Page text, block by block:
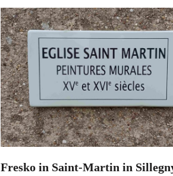
Fresko in Saint-Martin in